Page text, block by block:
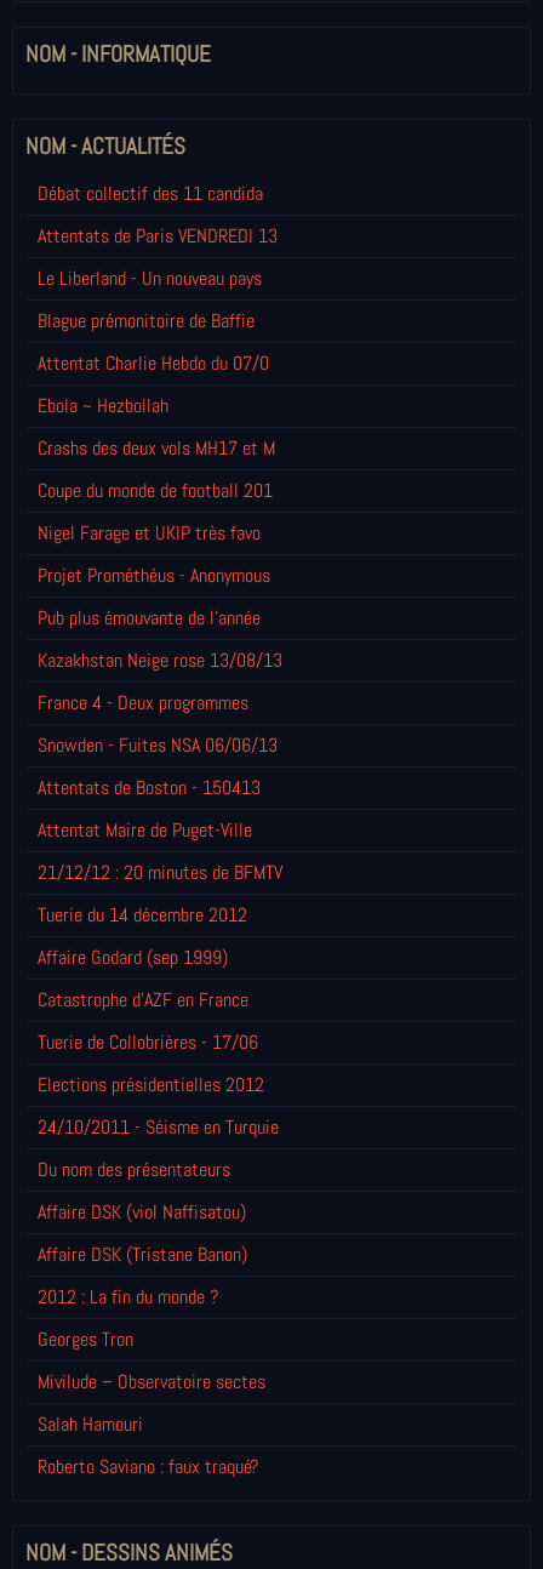
NOM - INFORMATIQUE
NOM - ACTUALITÉS
Débat collectif des 11 candida
Attentats de Paris VENDREDI 13
Le Liberland - Un nouveau pays
Blague prémonitoire de Baffie
Attentat Charlie Hebdo du 07/0
Ebola ~ Hezbollah
Crashs des deux vols MH17 et M
Coupe du monde de football 201
Nigel Farage et UKIP très favo
Projet Prométhéus - Anonymous
Pub plus émouvante de l'année
Kazakhstan Neige rose 13/08/13
France 4 - Deux programmes
Snowden - Fuites NSA 06/06/13
Attentats de Boston - 150413
Attentat Maire de Puget-Ville
21/12/12 : 20 minutes de BFMTV
Tuerie du 14 décembre 2012
Affaire Godard (sep 1999)
Catastrophe d'AZF en France
Tuerie de Collobrières - 17/06
Elections présidentielles 2012
24/10/2011 - Séisme en Turquie
Du nom des présentateurs
Affaire DSK (viol Naffisatou)
Affaire DSK (Tristane Banon)
2012 : La fin du monde ?
Georges Tron
Mivilude – Observatoire sectes
Salah Hamouri
Roberto Saviano : faux traqué?
NOM - DESSINS ANIMÉS